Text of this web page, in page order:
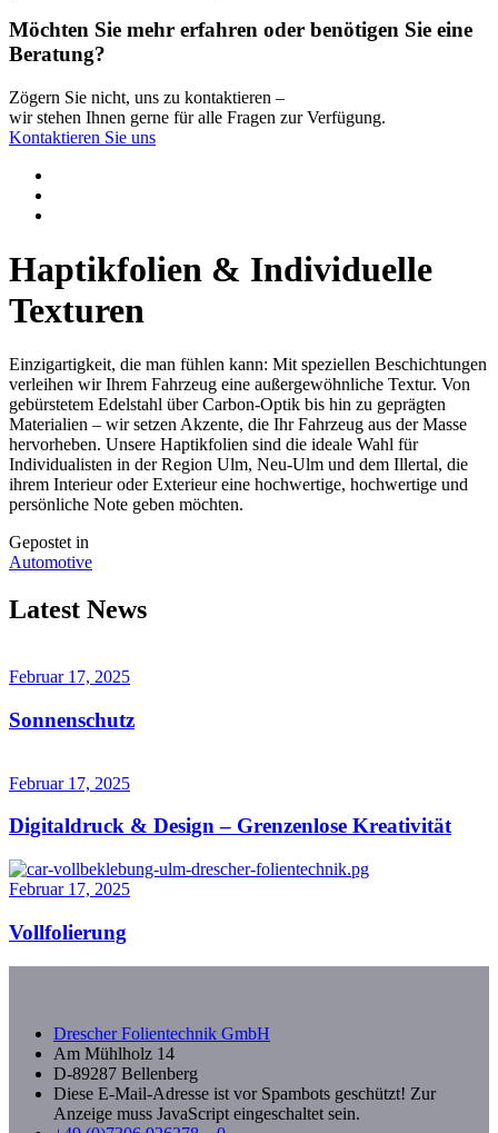
Möchten Sie mehr erfahren oder benötigen Sie eine
Beratung?
Zögern Sie nicht, uns zu kontaktieren –
wir stehen Ihnen gerne für alle Fragen zur Verfügung.
Kontaktieren Sie uns
Haptikfolien & Individuelle
Texturen
Einzigartigkeit, die man fühlen kann: Mit speziellen Beschichtungen
verleihen wir Ihrem Fahrzeug eine außergewöhnliche Textur. Von
gebürstetem Edelstahl über Carbon-Optik bis hin zu geprägten
Materialien – wir setzen Akzente, die Ihr Fahrzeug aus der Masse
hervorheben. Unsere Haptikfolien sind die ideale Wahl für
Individualisten in der Region Ulm, Neu-Ulm und dem Illertal, die
ihrem Interieur oder Exterieur eine hochwertige, hochwertige und
persönliche Note geben möchten.
Gepostet in
Automotive
Latest News
Februar 17, 2025
Sonnenschutz
Februar 17, 2025
Digitaldruck & Design – Grenzenlose Kreativität
Februar 17, 2025
Vollfolierung
Drescher Folientechnik GmbH
Am Mühlholz 14
D-89287 Bellenberg
Diese E-Mail-Adresse ist vor Spambots geschützt! Zur
Anzeige muss JavaScript eingeschaltet sein.